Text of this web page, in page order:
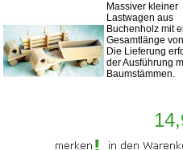
Massiver kleiner
Lastwagen aus
Buchenholz mit
Gesamtlänge
Die Lieferung
der Ausführung
Baumstämmen.